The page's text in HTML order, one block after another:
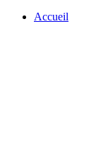
Accueil